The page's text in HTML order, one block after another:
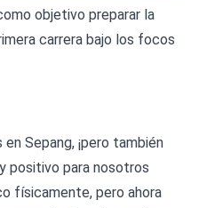
objetivo preparar la
carrera bajo los focos
Sepang, ¡pero también
positivo para nosotros
físicamente, pero ahora